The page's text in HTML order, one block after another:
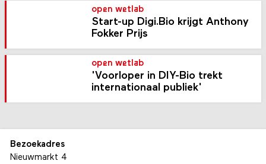
open wetlab
Start-up Digi.Bio krijgt Anthony
Fokker Prijs
open wetlab
'Voorloper in DIY-Bio trekt
internationaal publiek'
Bezoekadres
Nieuwmarkt 4